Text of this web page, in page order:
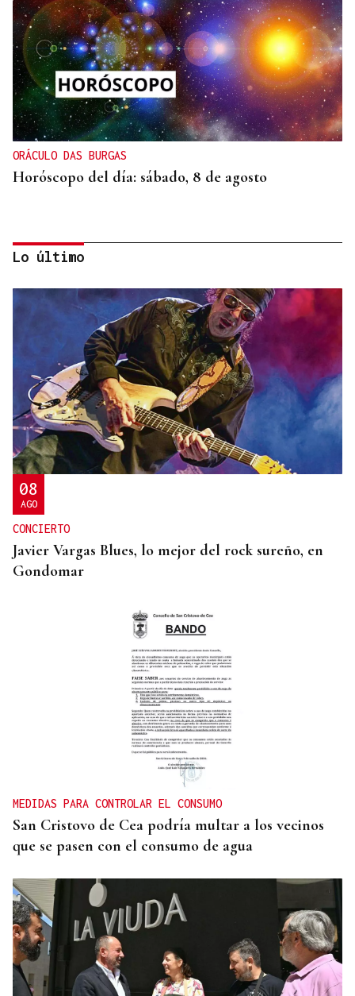
ORÁCULO DAS BURGAS
Horóscopo del día: sábado, 8 de agosto
SEGURIDAD INFANTIL
Un tribunal de Estados Unidos multa a Meta con
567 millones de dólares por perjudicar la salud
mental de los menores
Lo último
08
AGO
CONCIERTO
Javier Vargas Blues, lo mejor del rock sureño, en
Gondomar
MEDIDAS PARA CONTROLAR EL CONSUMO
San Cristovo de Cea podría multar a los vecinos
que se pasen con el consumo de agua